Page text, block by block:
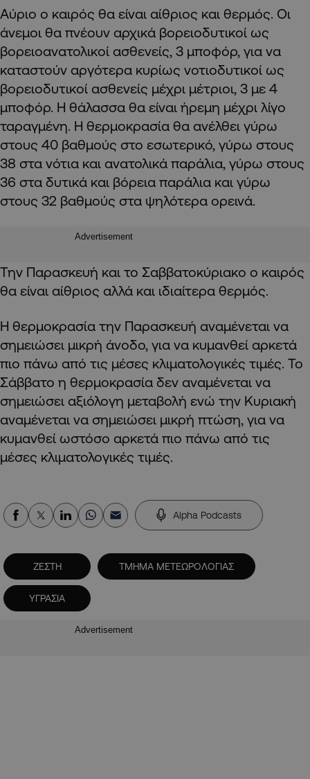
Αύριο ο καιρός θα είναι αίθριος και θερμός. Οι
άνεμοι θα πνέουν αρχικά βορειοδυτικοί ως
βορειοανατολικοί ασθενείς, 3 μποφόρ, για να
καταστούν αργότερα κυρίως νοτιοδυτικοί ως
βορειοδυτικοί ασθενείς μέχρι μέτριοι, 3 με 4
μποφόρ. Η θάλασσα θα είναι ήρεμη μέχρι λίγο
ταραγμένη. Η θερμοκρασία θα ανέλθει γύρω
στους 40 βαθμούς στο εσωτερικό, γύρω στους
38 στα νότια και ανατολικά παράλια, γύρω στους
36 στα δυτικά και βόρεια παράλια και γύρω
στους 32 βαθμούς στα ψηλότερα ορεινά.
Advertisement
Την Παρασκευή και το Σαββατοκύριακο ο καιρός
θα είναι αίθριος αλλά και ιδιαίτερα θερμός.
Η θερμοκρασία την Παρασκευή αναμένεται να
σημειώσει μικρή άνοδο, για να κυμανθεί αρκετά
πιο πάνω από τις μέσες κλιματολογικές τιμές. Το
Σάββατο η θερμοκρασία δεν αναμένεται να
σημειώσει αξιόλογη μεταβολή ενώ την Κυριακή
αναμένεται να σημειώσει μικρή πτώση, για να
κυμανθεί ωστόσο αρκετά πιο πάνω από τις
μέσες κλιματολογικές τιμές.
Alpha Podcasts
ΖΕΣΤΗ ΤΜΗΜΑ ΜΕΤΕΩΡΟΛΟΓΙΑΣ
ΥΓΡΑΣΙΑ
Advertisement